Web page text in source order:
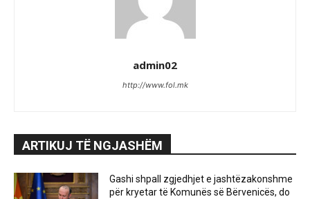
admin02
http://www.fol.mk
ARTIKUJ TË NGJASHËM
Gashi shpall zgjedhjet e jashtëzakonshme
për kryetar të Komunës së Bërvenicës, do